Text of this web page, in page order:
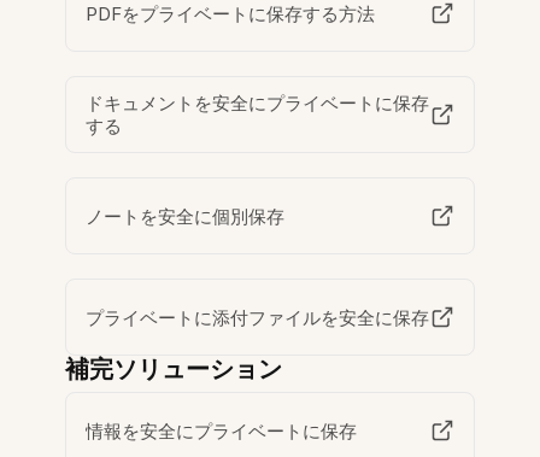
PDFをプライベートに保存する方法
ドキュメントを安全にプライベートに保存
する
ノートを安全に個別保存
プライベートに添付ファイルを安全に保存
補完ソリューション
情報を安全にプライベートに保存